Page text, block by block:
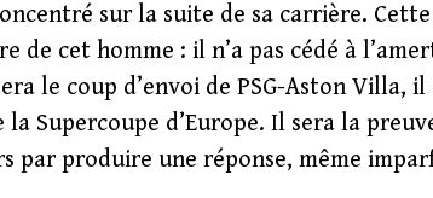
sur la suite de sa carrière.
de cet homme : il n’a pas cédé à
le coup d’envoi de PSG-Aston Villa,
Supercoupe d’Europe. Il sera la
par produire une réponse, même